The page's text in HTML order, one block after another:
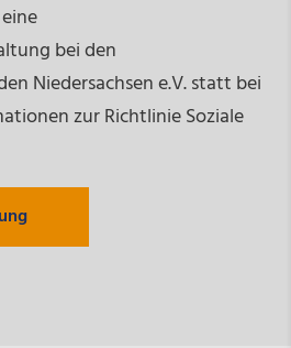
bei den
Niedersachsen e.V. statt bei
zur Richtlinie Soziale